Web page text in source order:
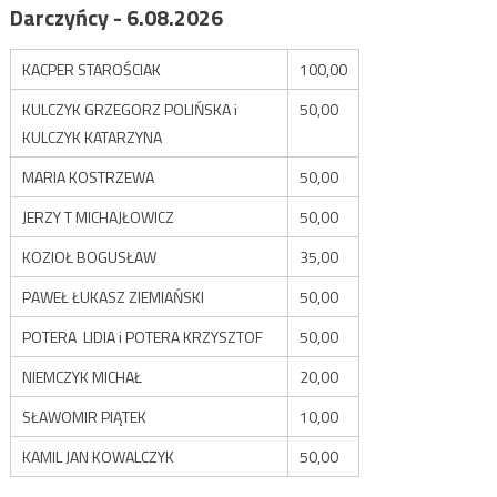
Darczyńcy - 6.08.2026
KACPER STAROŚCIAK
100,00
KULCZYK GRZEGORZ POLIŃSKA i
KULCZYK KATARZYNA
50,00
MARIA KOSTRZEWA
50,00
JERZY T MICHAJŁOWICZ
50,00
KOZIOŁ BOGUSŁAW
35,00
PAWEŁ ŁUKASZ ZIEMIAŃSKI
50,00
POTERA LIDIA i POTERA KRZYSZTOF
50,00
NIEMCZYK MICHAŁ
20,00
SŁAWOMIR PIĄTEK
10,00
KAMIL JAN KOWALCZYK
50,00